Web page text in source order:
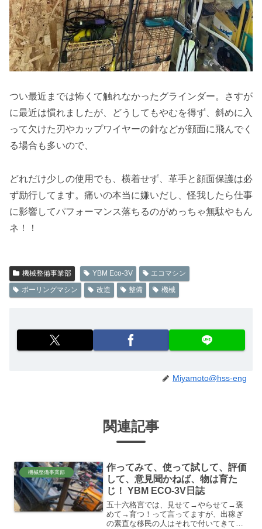
つい最近までは怖くて触れなかったグラインダー。さすが
に最近は慣れましたが、どうしてもやむを得ず、斜めに入
って欠けた刃やカップワイヤーの針などが顔面に飛んでく
る場合も多いので、
どれだけ少しの使用でも、横着せず、革手と顔面保護は必
ず励行してます。痛いの本当に嫌いだし、怪我したら仕事
に影響してパフォーマンス落ちるのがめっちゃ無駄やもん
ネ！！
機械整備事業部 YBM Eco-3V
エコマシン
ボーリングマシン
改造 整備 機械
Miyamoto@hss-eng
関連記事
機械整備事業部
作ってみて、使って試して、評価
して、意見聞かねば、物は育た
じ！ YBM ECO-3V日誌
五十六格言では、見せて→やらせて→褒
めて→育つ！って言ってますが、出稼ぎ
の素直な移民の人はそれで付いてきてく